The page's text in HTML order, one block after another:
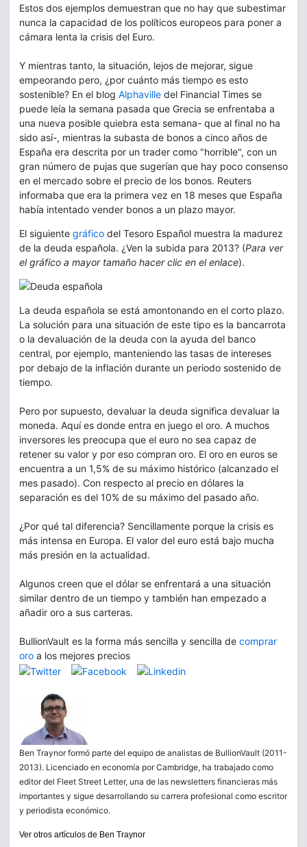
Estos dos ejemplos demuestran que no hay que subestimar
nunca la capacidad de los políticos europeos para poner a
cámara lenta la crisis del Euro.
Y mientras tanto, la situación, lejos de mejorar, sigue
empeorando pero, ¿por cuánto más tiempo es esto
sostenible? En el blog Alphaville del Financial Times se
puede leía la semana pasada que Grecia se enfrentaba a
una nueva posible quiebra esta semana- que al final no ha
sido así-, mientras la subasta de bonos a cinco años de
España era descrita por un trader como "horrible", con un
gran número de pujas que sugerían que hay poco consenso
en el mercado sobre el precio de los bonos. Reuters
informaba que era la primera vez en 18 meses que España
había intentado vender bonos a un plazo mayor.
El siguiente gráfico del Tesoro Español muestra la madurez
de la deuda española. ¿Ven la subida para 2013? (Para ver
el gráfico a mayor tamaño hacer clic en el enlace).
La deuda española se está amontonando en el corto plazo.
La solución para una situación de este tipo es la bancarrota
o la devaluación de la deuda con la ayuda del banco
central, por ejemplo, manteniendo las tasas de intereses
por debajo de la inflación durante un periodo sostenido de
tiempo.
Pero por supuesto, devaluar la deuda significa devaluar la
moneda. Aquí es donde entra en juego el oro. A muchos
inversores les preocupa que el euro no sea capaz de
retener su valor y por eso compran oro. El oro en euros se
encuentra a un 1,5% de su máximo histórico (alcanzado el
mes pasado). Con respecto al precio en dólares la
separación es del 10% de su máximo del pasado año.
¿Por qué tal diferencia? Sencillamente porque la crisis es
más intensa en Europa. El valor del euro está bajo mucha
más presión en la actualidad.
Algunos creen que el dólar se enfrentará a una situación
similar dentro de un tiempo y también han empezado a
añadir oro a sus carteras.
BullionVault es la forma más sencilla y sencilla de comprar
oro a los mejores precios
Ben Traynor formó parte del equipo de analistas de BullionVault (2011-
2013). Licenciado en economía por Cambridge, ha trabajado como
editor del Fleet Street Letter, una de las newsletters financieras más
importantes y sigue desarrollando su carrera profesional como escritor
y periodista económico.
Ver otros artículos de Ben Traynor